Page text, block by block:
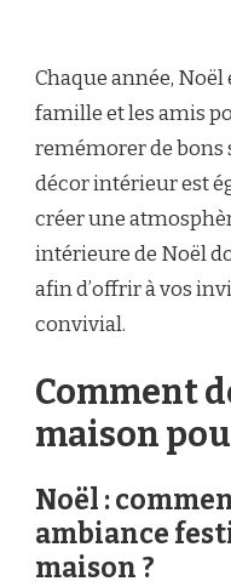
Chaque année,
famille et les amis
remémorer de bons
décor intérieur est
créer une
intérieure de Noël
afin d’offrir à vos
convivial.
Comment
maison
Noël :
ambiance
maison ?